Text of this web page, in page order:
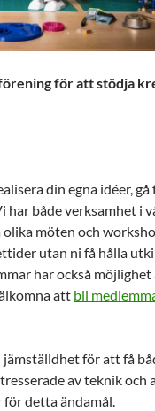
för att stödja
din egna idéer,
har både verksamhet i
möten och
utan ni få hålla
har också möjlighet
att bli
för att få
av teknik och
detta ändamål.